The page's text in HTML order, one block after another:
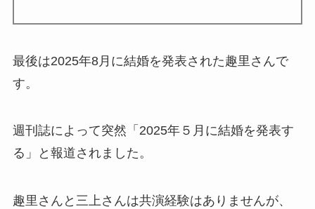
最後は2025年8月に結婚を発表された趣里さんで
す。
週刊誌によって突然「2025年５月に結婚を発表す
る」と報道されました。
趣里さんと三上さんは共演経験はありませんが、